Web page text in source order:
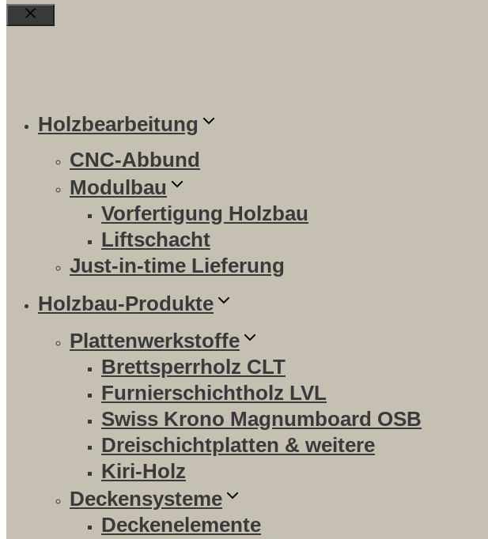
Close
Holzbearbeitung
CNC-Abbund
Modulbau
Vorfertigung Holzbau
Liftschacht
Just-in-time Lieferung
Holzbau-Produkte
Plattenwerkstoffe
Brettsperrholz CLT
Furnierschichtholz LVL
Swiss Krono Magnumboard OSB
Dreischichtplatten & weitere
Kiri-Holz
Deckensysteme
Deckenelemente